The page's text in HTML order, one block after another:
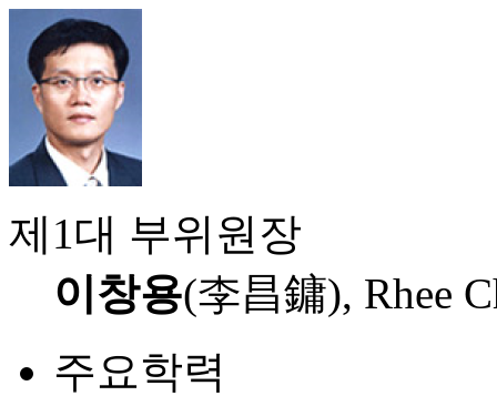
제1대 부위원장
이창용(李昌鏞), Rhee
주요학력